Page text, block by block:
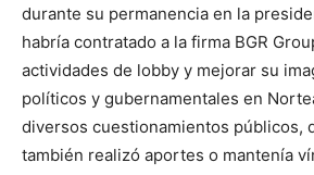
durante su permanencia en la
habría contratado a la firma BGR
actividades de lobby y mejorar su
políticos y gubernamentales en
diversos cuestionamientos públicos,
también realizó aportes o mantenía